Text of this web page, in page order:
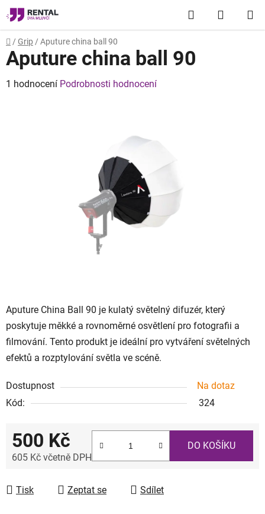
Přejít
na
obsah
Hledat
KOŠÍK
Domů
/ Grip / Aputure china ball 90
Aputure China Ball 90 je kulatý světelný difuzér, který
poskytuje měkké a rovnoměrné osvětlení pro fotografii a
filmování. Tento produkt je ideální pro vytváření světelných
efektů a rozptylování světla ve scéně.
Dostupnost
Na dotaz
Kód:
324
500 Kč
605 Kč včetně DPH
DO KOŠÍKU
Tisk Zeptat se Sdílet
Aputure china ball 90
Průměrné
1 hodnocení Podrobnosti hodnocení